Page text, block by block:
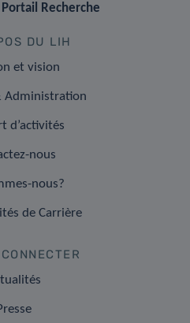
Recherche
DU LIH
et vision
Administration
d’activités
nous
nous?
de Carrière